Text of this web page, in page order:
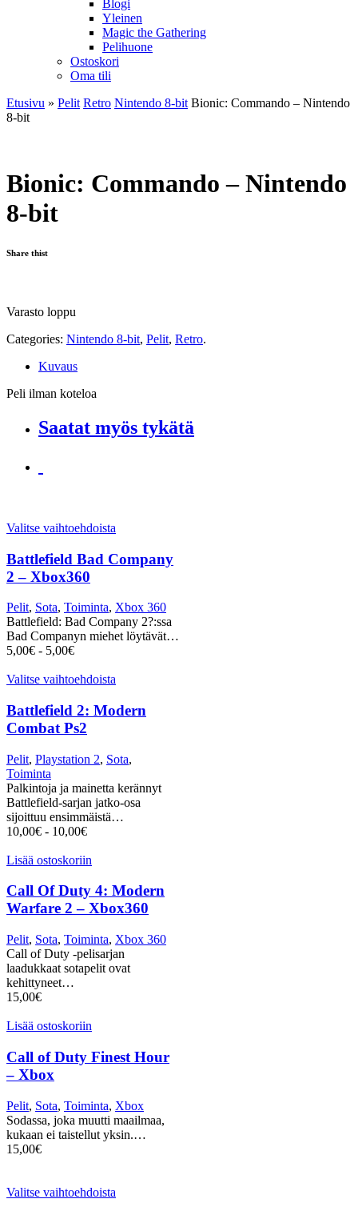
Blogi
Yleinen
Magic the Gathering
Pelihuone
Ostoskori
Oma tili
Etusivu » Pelit Retro Nintendo 8-bit Bionic: Commando – Nintendo
8-bit
Bionic: Commando – Nintendo
8-bit
Share thist
Varasto loppu
Categories: Nintendo 8-bit, Pelit, Retro.
Kuvaus
Peli ilman koteloa
Saatat myös tykätä
Valitse vaihtoehdoista
Battlefield Bad Company
2 – Xbox360
Pelit, Sota, Toiminta, Xbox 360
Battlefield: Bad Company 2?:ssa
Bad Companyn miehet löytävät…
5,00€ - 5,00€
Valitse vaihtoehdoista
Battlefield 2: Modern
Combat Ps2
Pelit, Playstation 2, Sota,
Toiminta
Palkintoja ja mainetta kerännyt
Battlefield-sarjan jatko-osa
sijoittuu ensimmäistä…
10,00€ - 10,00€
Lisää ostoskoriin
Call Of Duty 4: Modern
Warfare 2 – Xbox360
Pelit, Sota, Toiminta, Xbox 360
Call of Duty -pelisarjan
laadukkaat sotapelit ovat
kehittyneet…
15,00€
Lisää ostoskoriin
Call of Duty Finest Hour
– Xbox
Pelit, Sota, Toiminta, Xbox
Sodassa, joka muutti maailmaa,
kukaan ei taistellut yksin.…
15,00€
Valitse vaihtoehdoista